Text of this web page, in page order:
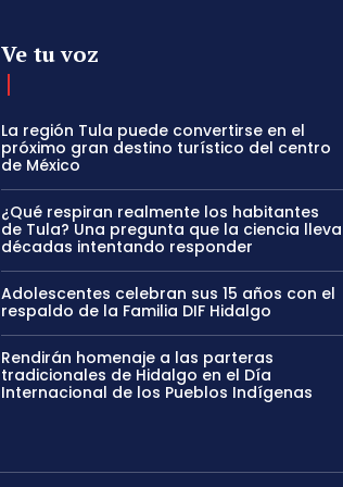
Ve tu voz
La región Tula puede convertirse en el
próximo gran destino turístico del centro
de México
¿Qué respiran realmente los habitantes
de Tula? Una pregunta que la ciencia lleva
décadas intentando responder
Adolescentes celebran sus 15 años con el
respaldo de la Familia DIF Hidalgo
Rendirán homenaje a las parteras
tradicionales de Hidalgo en el Día
Internacional de los Pueblos Indígenas